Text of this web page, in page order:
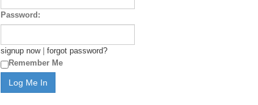
Password:
signup now| forgot password?
Remember Me